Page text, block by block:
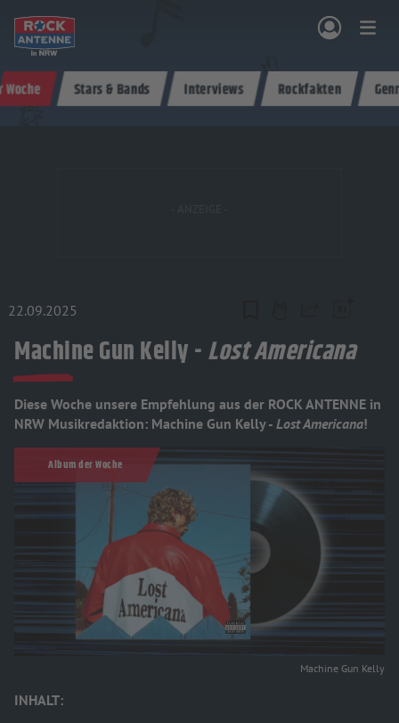
& PROGRAMM AKTIONEN & KONZERTE MUSIK ROCKCOMMUNITY SHOPPEN
Stars & Bands Interviews Rockfakten
22.09.2025
Machine Gun Kelly -Lost Americana
Diese Woche unsere Empfehlung aus der ROCK ANTENNE in
NRW Musikredaktion: Machine Gun Kelly - Lost Americana!
Album der Woche
Machine Gun Kelly
INHALT: